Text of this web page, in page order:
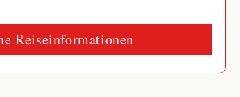
Reiseinformationen